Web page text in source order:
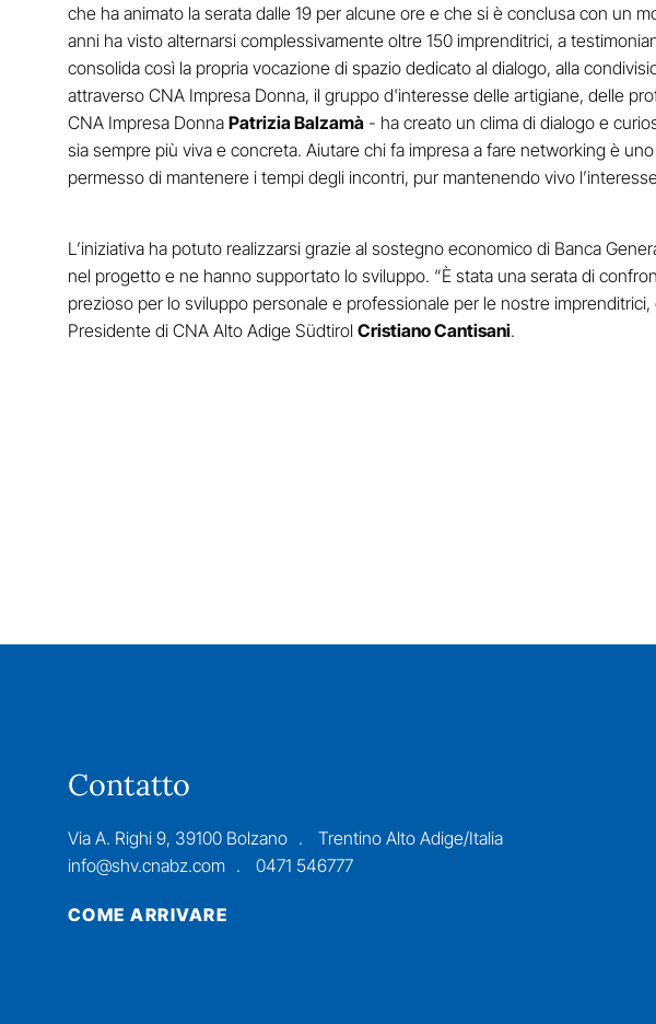
che ha animato la serata dalle 19 per alcune ore e che si è conclusa con un
anni ha visto alternarsi complessivamente oltre 150 imprenditrici, a
consolida così la propria vocazione di spazio dedicato al dialogo, alla
attraverso CNA Impresa Donna, il gruppo d'interesse delle artigiane, delle
CNA Impresa Donna Patrizia Balzamà- ha creato un clima di dialogo e
sia sempre più viva e concreta. Aiutare chi fa impresa a fare networking è
permesso di mantenere i tempi degli incontri, pur mantenendo vivo
L’iniziativa ha potuto realizzarsi grazie al sostegno economico di Banca
nel progetto e ne hanno supportato lo sviluppo. “È stata una serata di
prezioso per lo sviluppo personale e professionale per le nostre
Presidente di CNA Alto Adige Südtirol Cristiano Cantisani.
Contatto
Via A. Righi 9, 39100 Bolzano
Trentino Alto Adige/Italia
info@shv.cnabz.com
0471 546777
COME ARRIVARE